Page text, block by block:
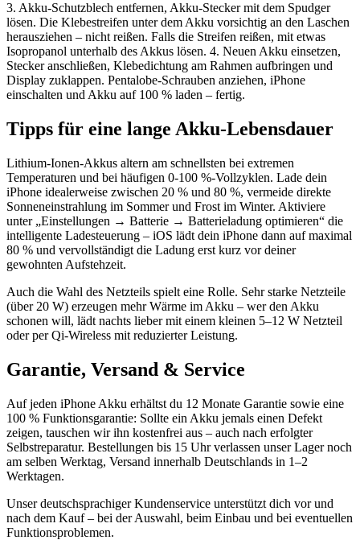
3. Akku-Schutzblech entfernen, Akku-Stecker mit dem Spudger
lösen. Die Klebestreifen unter dem Akku vorsichtig an den Laschen
herausziehen – nicht reißen. Falls die Streifen reißen, mit etwas
Isopropanol unterhalb des Akkus lösen. 4. Neuen Akku einsetzen,
Stecker anschließen, Klebedichtung am Rahmen aufbringen und
Display zuklappen. Pentalobe-Schrauben anziehen, iPhone
einschalten und Akku auf 100 % laden – fertig.
Tipps für eine lange Akku-Lebensdauer
Lithium-Ionen-Akkus altern am schnellsten bei extremen
Temperaturen und bei häufigen 0-100 %-Vollzyklen. Lade dein
iPhone idealerweise zwischen 20 % und 80 %, vermeide direkte
Sonneneinstrahlung im Sommer und Frost im Winter. Aktiviere
unter „Einstellungen → Batterie → Batterieladung optimieren“ die
intelligente Ladesteuerung – iOS lädt dein iPhone dann auf maximal
80 % und vervollständigt die Ladung erst kurz vor deiner
gewohnten Aufstehzeit.
Auch die Wahl des Netzteils spielt eine Rolle. Sehr starke Netzteile
(über 20 W) erzeugen mehr Wärme im Akku – wer den Akku
schonen will, lädt nachts lieber mit einem kleinen 5–12 W Netzteil
oder per Qi-Wireless mit reduzierter Leistung.
Garantie, Versand & Service
Auf jeden iPhone Akku erhältst du 12 Monate Garantie sowie eine
100 % Funktionsgarantie: Sollte ein Akku jemals einen Defekt
zeigen, tauschen wir ihn kostenfrei aus – auch nach erfolgter
Selbstreparatur. Bestellungen bis 15 Uhr verlassen unser Lager noch
am selben Werktag, Versand innerhalb Deutschlands in 1–2
Werktagen.
Unser deutschsprachiger Kundenservice unterstützt dich vor und
nach dem Kauf – bei der Auswahl, beim Einbau und bei eventuellen
Funktionsproblemen.